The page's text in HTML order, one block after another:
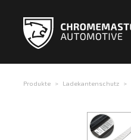
Produkte Ladekantenschutz